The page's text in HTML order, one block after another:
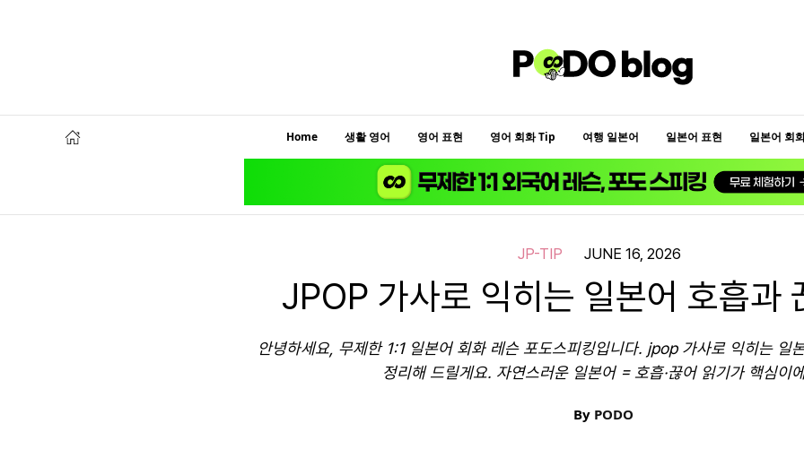
Home 생활 영어 영어 표현 영어 회화 Tip 여행 일본어 일본어 표현 일본어 회
JP-TIP JUNE 16, 2026
JPOP 가사로 익히는 일본어 호흡과
안녕하세요, 무제한 1:1 일본어 회화 레슨 포도스피킹입니다. jpop 가사로 익히는 일
정리해 드릴게요. 자연스러운 일본어 = 호흡·끊어 읽기가 핵심이
By PODO